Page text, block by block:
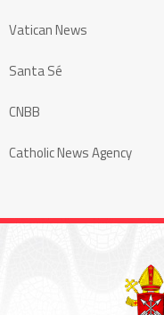
Vatican News
Santa Sé
CNBB
Catholic News Agency